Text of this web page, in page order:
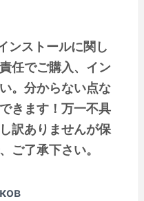
ンストールに関し
任でご購入、イン
。分からない点な
きます！万一不具
訳ありませんが保
ご了承下さい。